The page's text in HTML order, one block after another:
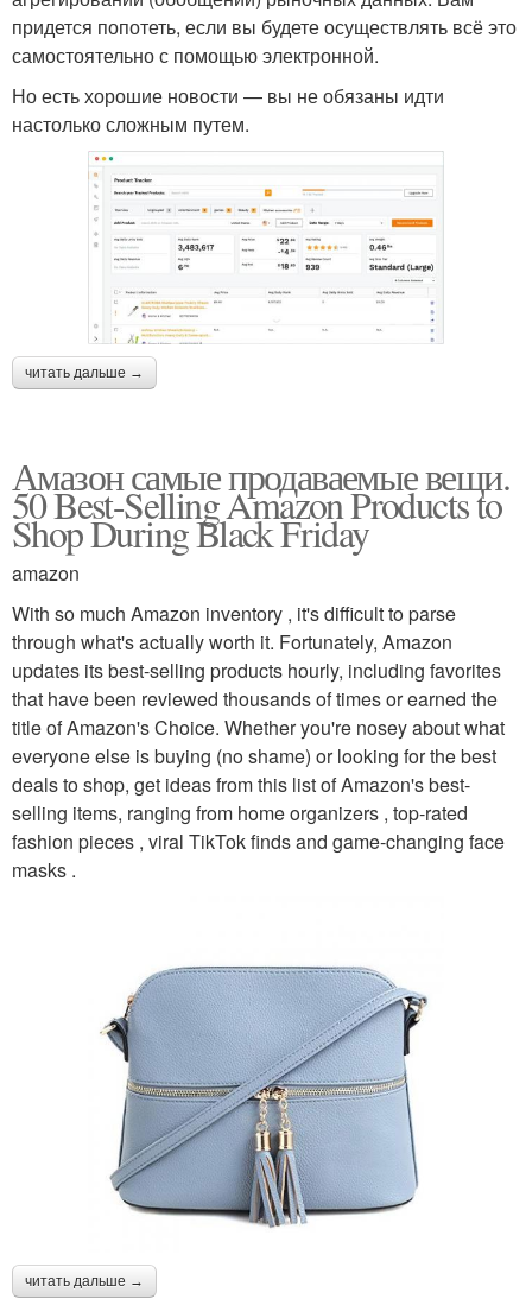
придется попотеть, если вы будете осуществлять всё это
самостоятельно с помощью электронной.
Но есть хорошие новости — вы не обязаны идти
настолько сложным путем.
читать дальше →
Амазон самые продаваемые вещи.
50 Best-Selling Amazon Products to
Shop During Black Friday
amazon
With so much Amazon inventory , it's difficult to parse
through what's actually worth it. Fortunately, Amazon
updates its best-selling products hourly, including favorites
that have been reviewed thousands of times or earned the
title of Amazon's Choice. Whether you're nosey about what
everyone else is buying (no shame) or looking for the best
deals to shop, get ideas from this list of Amazon's best-
selling items, ranging from home organizers , top-rated
fashion pieces , viral TikTok finds and game-changing face
masks .
читать дальше →